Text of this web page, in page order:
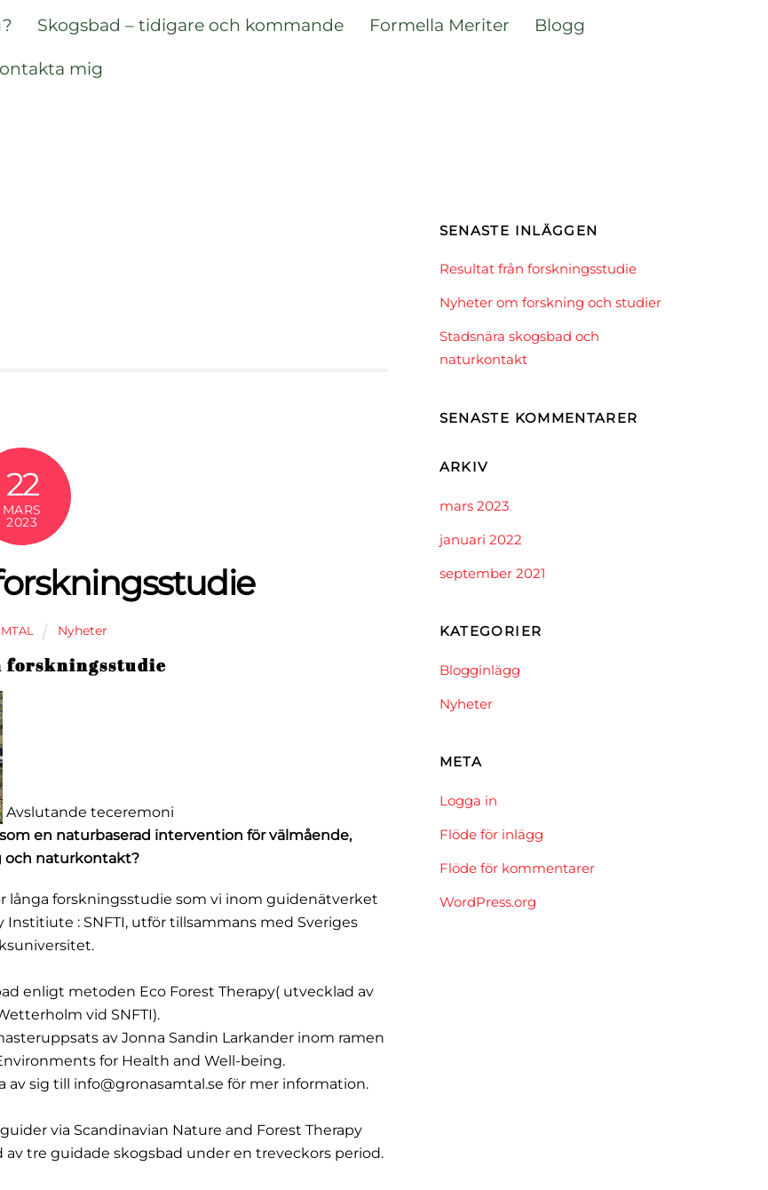
Skogsbad – tidigare och kommande Formella Meriter Blogg
mig
22
MARS
2023
Nyheter
forskningsstudie
Avslutande teceremoni
en naturbaserad intervention för välmående,
och naturkontakt?
långa forskningsstudie som vi inom guidenätverket
: SNFTI, utför tillsammans med Sveriges
enligt metoden Eco Forest Therapy( utvecklad av
vid SNFTI).
av Jonna Sandin Larkander inom ramen
for Health and Well-being.
av sig till info@gronasamtal.se för mer information.
via Scandinavian Nature and Forest Therapy
tre guidade skogsbad under en treveckors period.
SENASTE INLÄGGEN
Resultat från forskningsstudie
Nyheter om forskning och studier
Stadsnära skogsbad och
naturkontakt
SENASTE KOMMENTARER
ARKIV
mars 2023
januari 2022
september 2021
KATEGORIER
Blogginlägg
Nyheter
META
Logga in
Flöde för inlägg
Flöde för kommentarer
WordPress.org